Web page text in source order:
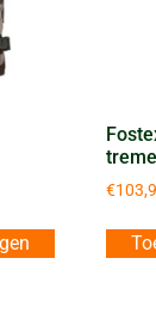
treme
€